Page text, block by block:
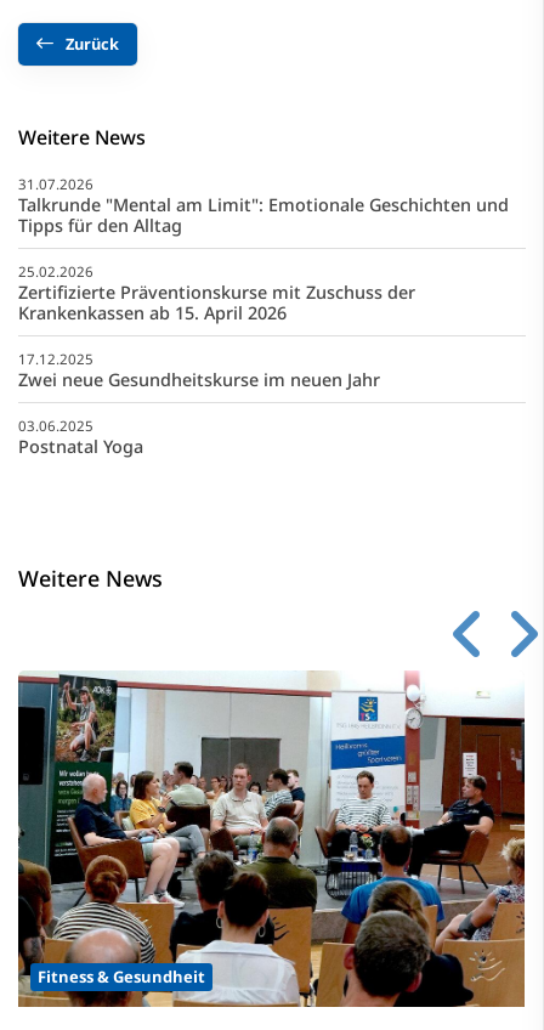
Zurück
Weitere News
31.07.2026
Talkrunde "Mental am Limit": Emotionale Geschichten und
Tipps für den Alltag
25.02.2026
Zertifizierte Präventionskurse mit Zuschuss der
Krankenkassen ab 15. April 2026
17.12.2025
Zwei neue Gesundheitskurse im neuen Jahr
03.06.2025
Postnatal Yoga
Weitere News
Fitness & Gesundheit